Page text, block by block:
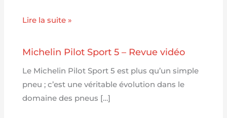
Lire la suite »
Michelin Pilot Sport 5 – Revue vidéo
Le Michelin Pilot Sport 5 est plus qu’un simple
pneu ; c’est une véritable évolution dans le
domaine des pneus […]